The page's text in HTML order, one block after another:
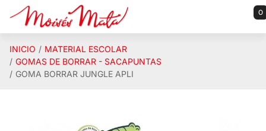
Saltar al contenido principal 0
INICIO
MATERIAL ESCOLAR
GOMAS DE BORRAR - SACAPUNTAS
GOMA BORRAR JUNGLE APLI